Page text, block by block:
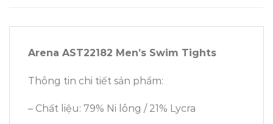
Arena AST22182 Men’s Swim Tights
Thông tin chi tiết sản phẩm:
– Chất liệu: 79% Ni lông / 21% Lycra